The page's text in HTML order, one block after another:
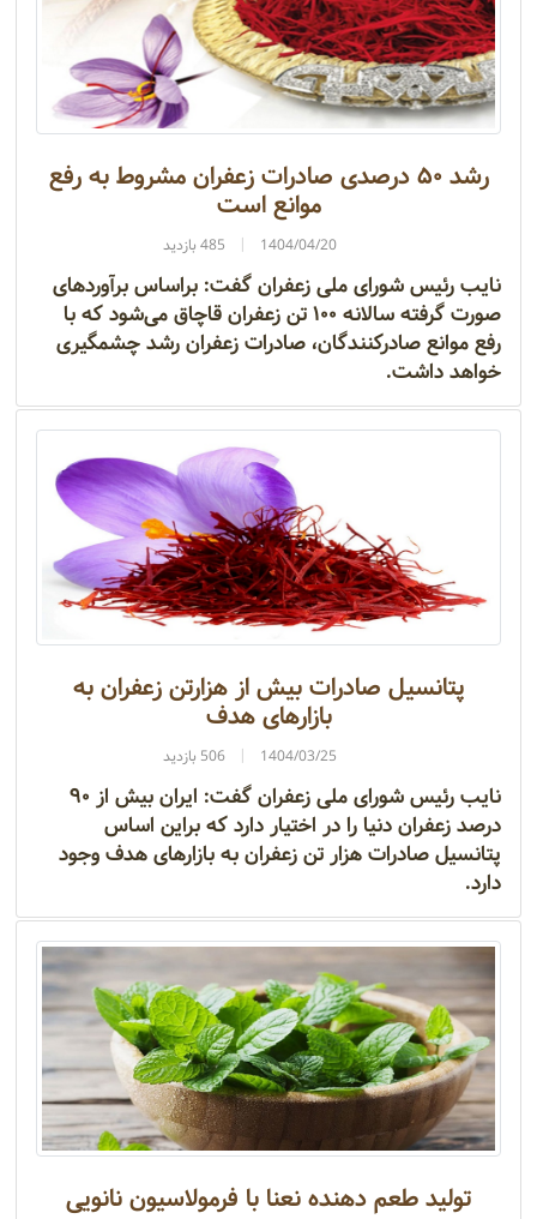
رشد ۵۰ درصدی صادرات زعفران مشروط به رفع
موانع است
1404/04/20 485 بازدید
نایب رئیس شورای ملی زعفران گفت: براساس برآورد‌های
صورت گرفته سالانه ۱۰۰ تن زعفران قاچاق می‌شود که با
رفع موانع صادرکنندگان، صادرات زعفران رشد چشمگیری
خواهد داشت.
پتانسیل صادرات بیش از هزارتن زعفران به
بازار‌های هدف
1404/03/25 506 بازدید
نایب رئیس شورای ملی زعفران گفت: ایران بیش از ۹۰
درصد زعفران دنیا را در اختیار دارد که براین اساس
پتانسیل صادرات هزار تن زعفران به بازار‌های هدف وجود
دارد.
تولید طعم‌ دهنده نعنا با فرمولاسیون نانویی